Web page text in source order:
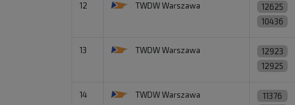
12 TWDW Warszawa 12625
10436
13 TWDW Warszawa 12923
12925
14 TWDW Warszawa 11376